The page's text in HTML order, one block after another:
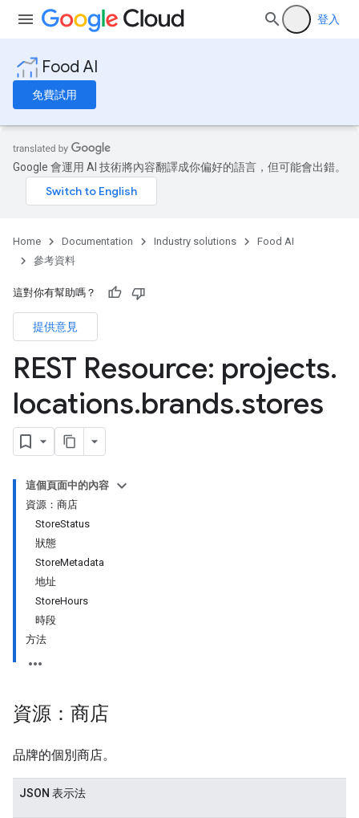
登入
Food AI
免費試用
Google 會運用 AI 技術將內容翻譯成你偏好的語言，但可能會出錯。
Home Documentation Industry solutions
Food AI
參考資料
這對你有幫助嗎？
提供意見
REST Resource: projects.
locations.brands.stores
這個頁面中的內容
資源：商店
StoreStatus
狀態
StoreMetadata
地址
StoreHours
時段
方法
資源：商店
品牌的個別商店。
JSON 表示法